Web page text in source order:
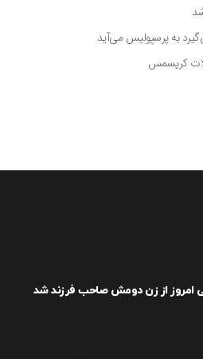
کریسمس
امروز از زن دومش صاحب فرزند شد